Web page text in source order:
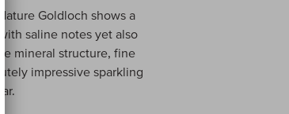
Goldloch shows a
saline notes yet also
mineral structure, fine
impressive sparkling